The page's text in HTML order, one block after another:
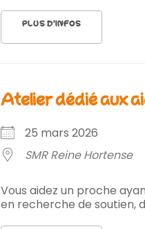
PLUS D’INFOS
atelier dédié aux
25 mars 2026
SMR Reine Hortense
Vous aidez un proche
en recherche de soutien,